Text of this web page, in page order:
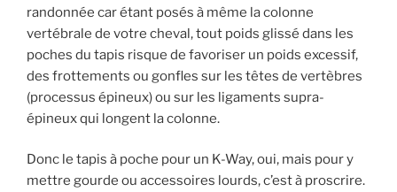
randonnée car étant posés à même la colonne
vertébrale de votre cheval, tout poids glissé dans les
poches du tapis risque de favoriser un poids excessif,
des frottements ou gonfles sur les têtes de vertèbres
(processus épineux) ou sur les ligaments supra-
épineux qui longent la colonne.
Donc le tapis à poche pour un K-Way, oui, mais pour y
mettre gourde ou accessoires lourds, c’est à proscrire.